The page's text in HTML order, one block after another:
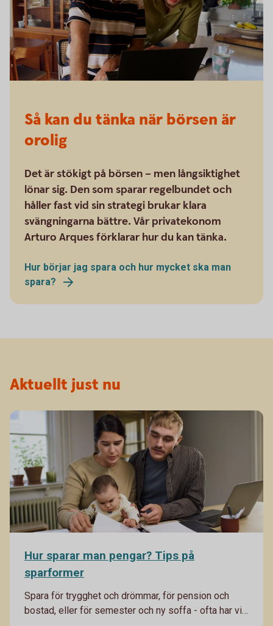
Så kan du tänka när börsen är
orolig
Det är stökigt på börsen – men långsiktighet
lönar sig. Den som sparar regelbundet och
håller fast vid sin strategi brukar klara
svängningarna bättre. Vår privatekonom
Arturo Arques förklarar hur du kan tänka.
Hur börjar jag spara och hur mycket ska man
spara?
Aktuellt just nu
Hur sparar man pengar? Tips på
sparformer
Spara för trygghet och drömmar, för pension och
bostad, eller för semester och ny soffa - ofta har vi